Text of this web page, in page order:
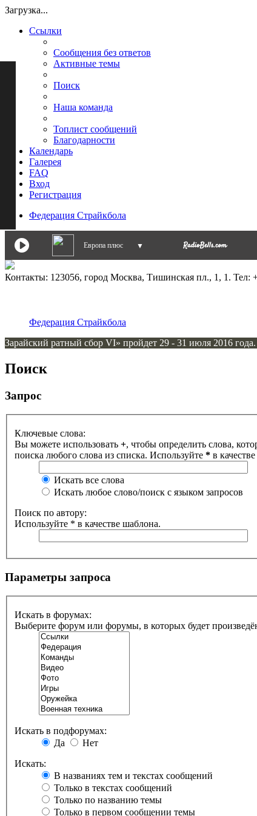
Загрузка...
Ссылки
Сообщения без ответов
Активные темы
Поиск
Наша команда
Топлист сообщений
Благодарности
Календарь
Галерея
FAQ
Вход
Регистрация
Федерация Страйкбола
Европа плюс ▼
Контакты: 123056, город Москва, Тишинская пл., 1, 1. Тел:
Федерация Страйкбола
Зарайский ратный сбор VI» пройдет 29 - 31 июля 2016 года.
Поиск
Запрос
Ключевые слова:
Вы можете использовать +, чтобы определить слова,
поиска любого слова из списка. Используйте * в
Искать все слова
Искать любое слово/поиск с языком запросов
Поиск по автору:
Используйте * в качестве шаблона.
Параметры запроса
Искать в форумах:
Выберите форум или форумы, в которых будет
Искать в подфорумах:
Да
Нет
Искать:
В названиях тем и текстах сообщений
Только в текстах сообщений
Только по названию темы
Только в первом сообщении темы